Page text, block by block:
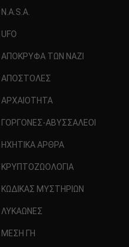
N.A.S.A.
UFO
ΑΠΟΚΡΥΦΑ ΤΩΝ ΝΑΖΙ
ΑΠΟΣΤΟΛΕΣ
ΑΡΧΑΙΟΤΗΤΑ
ΓΟΡΓΟΝΕΣ-ΑΒΥΣΣΑΛΕΟΙ
ΗΧΗΤΙΚΑ ΑΡΘΡΑ
ΚΡΥΠΤΟΖΩΟΛΟΓΙΑ
ΚΩΔΙΚΑΣ ΜΥΣΤΗΡΙΩΝ
ΛΥΚΑΩΝΕΣ
ΜΕΣΗ ΓΗ